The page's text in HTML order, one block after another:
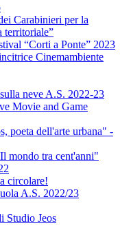
Carabinieri per la
territoriale”
“Corti a Ponte” 2023
Cinemambiente
neve A.S. 2022-23
Movie and Game
poeta dell'arte urbana" -
mondo tra cent'anni"
circolare!
A.S. 2022/23
Studio Jeos